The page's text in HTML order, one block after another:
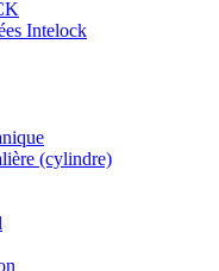
Intelock
(cylindre)